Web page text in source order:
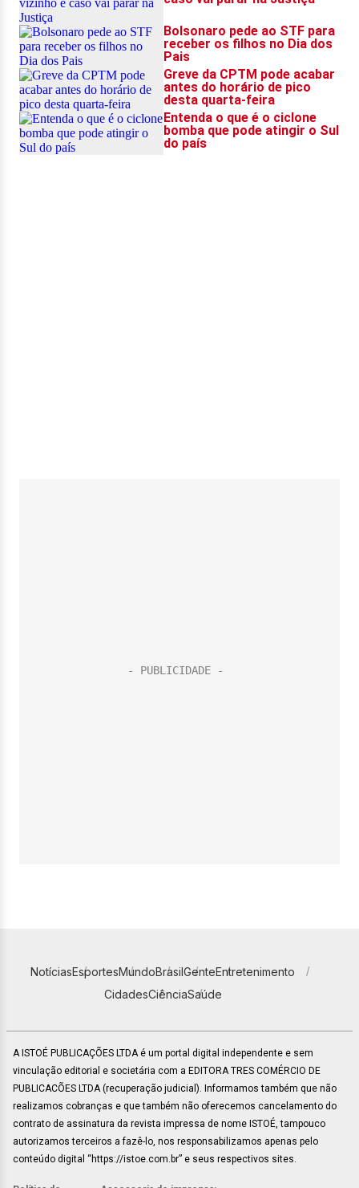
NotíciasEsportesMundoBrasilGenteEntretenimento
CidadesCiênciaSaúde
A ISTOÉ PUBLICAÇÕES LTDA é um portal digital independente e sem
vinculação editorial e societária com a EDITORA TRES COMÉRCIO DE
PUBLICACÕES LTDA (recuperação judicial). Informamos também que não
realizamos cobranças e que também não oferecemos cancelamento do
contrato de assinatura da revista impressa de nome ISTOÉ, tampouco
autorizamos terceiros a fazê-lo, nos responsabilizamos apenas pelo
conteúdo digital “https://istoe.com.br” e seus respectivos sites.